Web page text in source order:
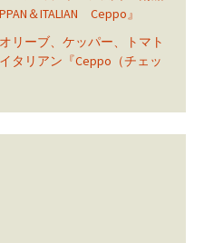
＆ITALIAN Ceppo』
リーブ、ケッパー、トマト
リアン『Ceppo（チェッ